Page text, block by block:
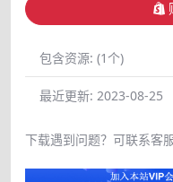
包含资源: (1个)
最近更新: 2023-08-25
下载遇到问题？可联系客